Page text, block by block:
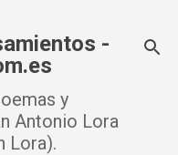
-
y
Antonio Lora
Lora).